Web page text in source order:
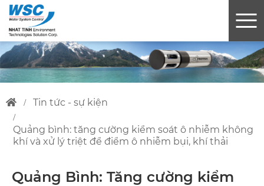
tin tức - sự kiện
quảng bình: tăng cường kiểm soát ô nhiễm không
khí và xử lý triệt để điểm ô nhiễm bụi, khí thải
Quảng Bình: Tăng cường kiểm